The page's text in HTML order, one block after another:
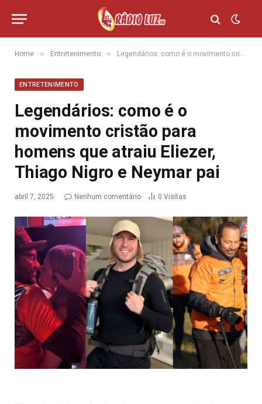
Home » Entretenimento » Legendários: como é o movimento cristão para homens que atraiu Eliezer, Thiago Nigro e Neymar pai
ENTRETENIMENTO
Legendários: como é o
movimento cristão para
homens que atraiu Eliezer,
Thiago Nigro e Neymar pai
abril 7, 2025 Nenhum comentário 0 Visitas